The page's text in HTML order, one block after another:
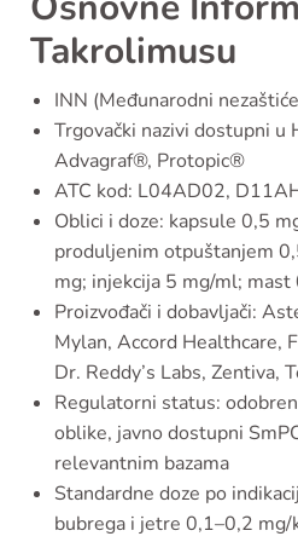
Takrolimusu
INN (Međunarodni
Trgovački nazivi dostupni u
Advagraf®, Protopic®
ATC kod: L04AD02,
Oblici i doze: kapsule 0,5
produljenim otpuštanjem
mg; injekcija 5 mg/ml;
Proizvođači i dobavljači:
Mylan, Accord Healthcare,
Dr. Reddy’s Labs, Zentiva,
Regulatorni status:
oblike, javno dostupni
relevantnim bazama
Standardne doze po
bubrega i jetre 0,1–0,2 mg/